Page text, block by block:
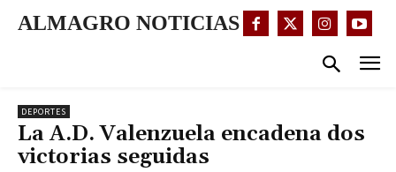
ALMAGRO NOTICIAS
DEPORTES
La A.D. Valenzuela encadena dos
victorias seguidas